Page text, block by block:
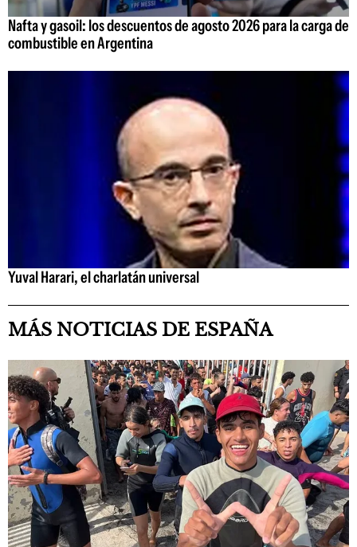
Nafta y gasoil: los descuentos de agosto 2026 para la carga de
combustible en Argentina
Yuval Harari, el charlatán universal
MÁS NOTICIAS DE ESPAÑA